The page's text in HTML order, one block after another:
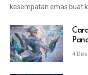
kesempatan emas buat
4